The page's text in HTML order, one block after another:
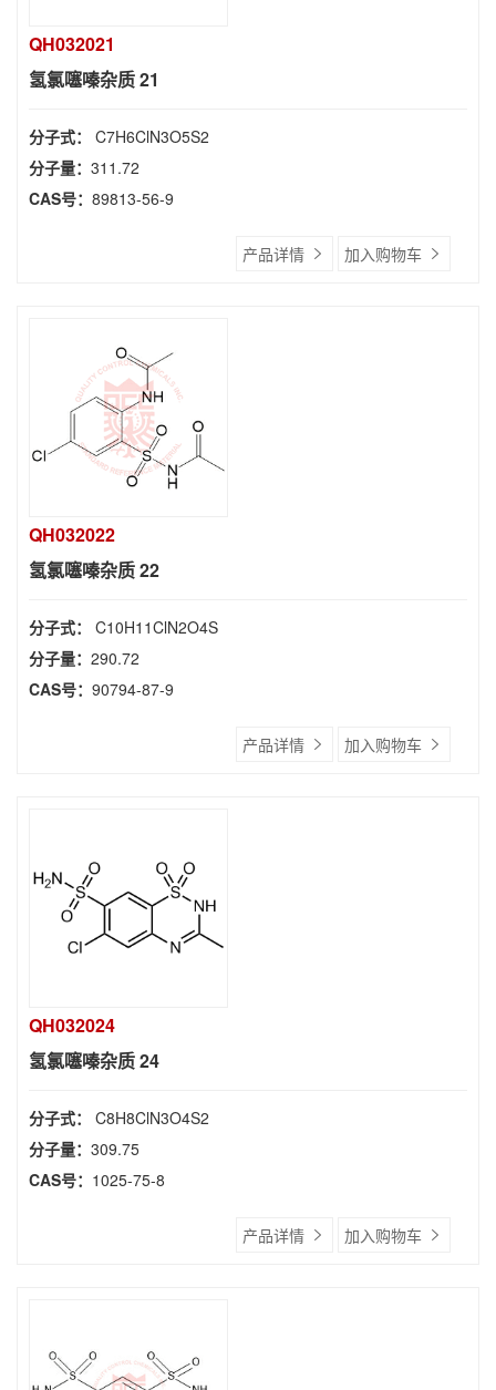
QH032021
氢氯噻嗪杂质 21
分子式： C7H6ClN3O5S2
分子量： 311.72
CAS号： 89813-56-9
产品详情 加入购物车
QH032022
氢氯噻嗪杂质 22
分子式： C10H11ClN2O4S
分子量： 290.72
CAS号： 90794-87-9
产品详情 加入购物车
QH032024
氢氯噻嗪杂质 24
分子式： C8H8ClN3O4S2
分子量： 309.75
CAS号： 1025-75-8
产品详情 加入购物车